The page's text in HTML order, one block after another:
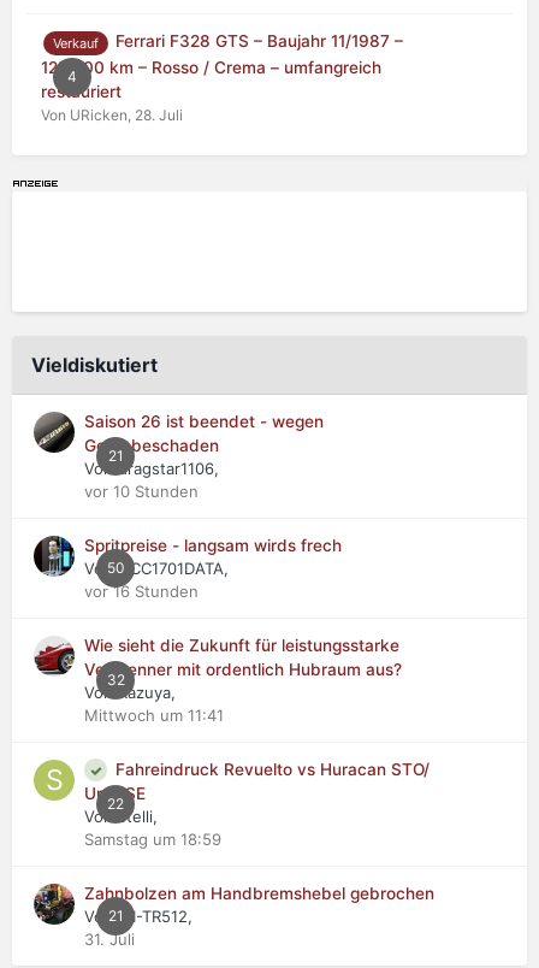
4
Verkauf
Ferrari F328 GTS – Baujahr 11/1987 –
125.000 km – Rosso / Crema – umfangreich
restauriert
Von URicken, 28. Juli
Vieldiskutiert
21
Saison 26 ist beendet - wegen
Getriebeschaden
Von dragstar1106,
vor 10 Stunden
50
Spritpreise - langsam wirds frech
Von NCC1701DATA,
vor 16 Stunden
32
Wie sieht die Zukunft für leistungsstarke
Verbrenner mit ordentlich Hubraum aus?
Von Kazuya,
Mittwoch um 11:41
22
Fahreindruck Revuelto vs Huracan STO/
Urus SE
Von stelli,
Samstag um 18:59
21
Zahnbolzen am Handbremshebel gebrochen
Von WI-TR512,
31. Juli